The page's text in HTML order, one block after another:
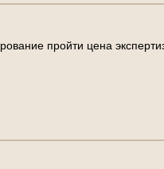
рование пройти цена эксперти